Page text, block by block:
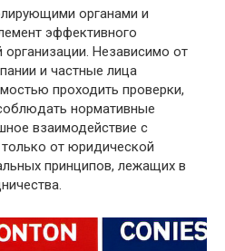
органами и
эффективного
Независимо от
и частные лица
проходить проверки,
нормативные
взаимодействие с
от юридической
принципов, лежащих в